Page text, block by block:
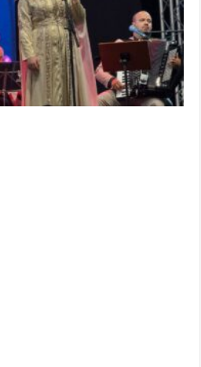
nezaboravnu
večer
sevdaha
Fojnici